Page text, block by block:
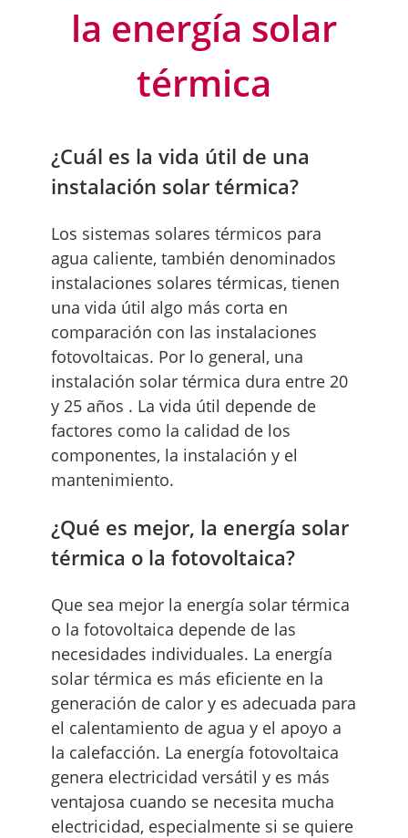
la energía solar
térmica
¿Cuál es la vida útil de una
instalación solar térmica?
Los sistemas solares térmicos para
agua caliente, también denominados
instalaciones solares térmicas, tienen
una vida útil algo más corta en
comparación con las instalaciones
fotovoltaicas. Por lo general, una
instalación solar térmica dura entre 20
y 25 años . La vida útil depende de
factores como la calidad de los
componentes, la instalación y el
mantenimiento.
¿Qué es mejor, la energía solar
térmica o la fotovoltaica?
Que sea mejor la energía solar térmica
o la fotovoltaica depende de las
necesidades individuales. La energía
solar térmica es más eficiente en la
generación de calor y es adecuada para
el calentamiento de agua y el apoyo a
la calefacción. La energía fotovoltaica
genera electricidad versátil y es más
ventajosa cuando se necesita mucha
electricidad, especialmente si se quiere